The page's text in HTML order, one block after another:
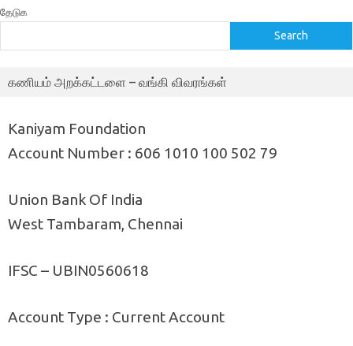
தேடுக
Search
கணியம் அறக்கட்டளை – வங்கி விவரங்கள்
Kaniyam Foundation
Account Number : 606 1010 100 502 79
Union Bank Of India
West Tambaram, Chennai
IFSC – UBIN0560618
Account Type : Current Account